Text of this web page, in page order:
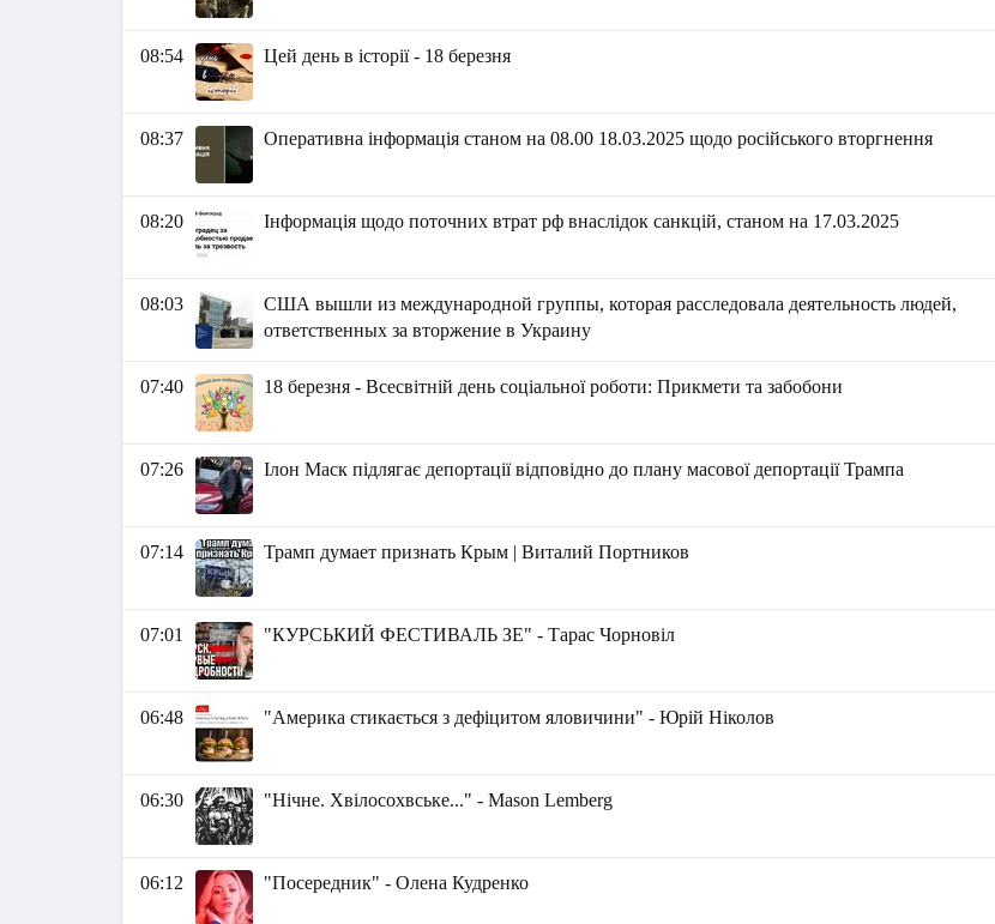
08:54 Цей день в історії - 18 березня
08:37 Оперативна інформація станом на 08.00 18.03.2025 щодо російського вторгнення
08:20 Інформація щодо поточних втрат рф внаслідок санкцій, станом на 17.03.2025
08:03
США вышли из международной группы, которая расследовала деятельность людей,
ответственных за вторжение в Украину
07:40 18 березня - Всесвітній день соціальної роботи: Прикмети та забобони
07:26 Ілон Маск підлягає депортації відповідно до плану масової депортації Трампа
07:14 Трамп думает признать Крым | Виталий Портников
07:01 "КУРСЬКИЙ ФЕСТИВАЛЬ ЗЕ" - Тарас Чорновіл
06:48 "Америка стикається з дефіцитом яловичини" - Юрій Ніколов
06:30 "Нічне. Хвілосохвське..." - Маson Lemberg
06:12 "Посередник" - Олена Кудренко